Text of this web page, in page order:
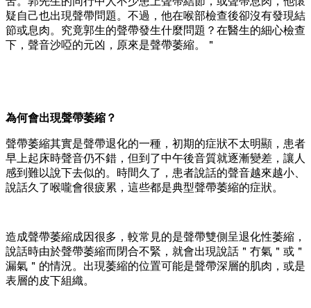
疑自己也出現聲帶問題。不過，他在喉部檢查後卻沒有發現結
節或息肉。究竟郭生的聲帶發生什麼問題？在醫生的細心檢查
下，聲音沙啞的元凶，原來是聲帶萎縮。＂
為何會出現聲帶萎縮？
聲帶萎縮其實是聲帶退化的一種，初期的症狀不太明顯，患者
早上起床時聲音仍不錯，但到了中午後音質就逐漸變差，讓人
感到難以說下去似的。時間久了，患者說話的聲音越來越小、
說話久了喉嚨會很疲累，這些都是典型聲帶萎縮的症狀。
造成聲帶萎縮成因很多，較常見的是聲帶雙側呈退化性萎縮，
說話時由於聲帶萎縮而閉合不緊，就會出現說話＂冇氣＂或＂
漏氣＂的情況。出現萎縮的位置可能是聲帶深層的肌肉，或是
表層的皮下組織。